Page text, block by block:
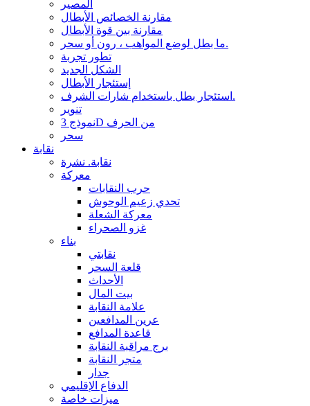
المصير
مقارنة الخصائص الأبطال
مقارنة بين قوة الأبطال
ما بطل لوضع المواهب ، رون أو سحر.
تطور تجربة
الشكل الجديد
إستئجار الأبطال
استئجار بطل باستخدام شارات الشرف.
تنوير
نموذج 3D من الحرف
سحر
نقابة
نقابة. نشرة
معركة
حرب النقابات
تحدي زعيم الوحوش
معركة الشعلة
غزو الصحراء
بناء
نقابتي
قلعة السحر
الأحداث
بيت المال
علامة النقابة
عرين المدافعين
قاعدة المدافع
برج مراقبة النقابة
متجر النقابة
جدار
الدفاع الإقليمي
ميزات خاصة